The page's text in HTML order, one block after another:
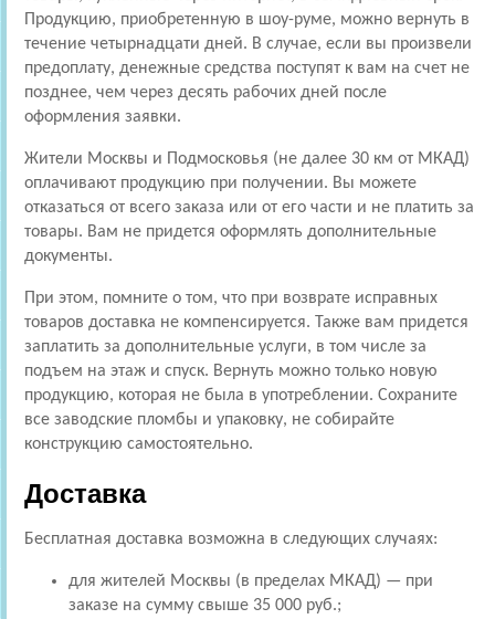
Продукцию, приобретенную в шоу-руме, можно вернуть в
течение четырнадцати дней. В случае, если вы произвели
предоплату, денежные средства поступят к вам на счет не
позднее, чем через десять рабочих дней после
оформления заявки.
Жители Москвы и Подмосковья (не далее 30 км от МКАД)
оплачивают продукцию при получении. Вы можете
отказаться от всего заказа или от его части и не платить за
товары. Вам не придется оформлять дополнительные
документы.
При этом, помните о том, что при возврате исправных
товаров доставка не компенсируется. Также вам придется
заплатить за дополнительные услуги, в том числе за
подъем на этаж и спуск. Вернуть можно только новую
продукцию, которая не была в употреблении. Сохраните
все заводские пломбы и упаковку, не собирайте
конструкцию самостоятельно.
Доставка
Бесплатная доставка возможна в следующих случаях:
для жителей Москвы (в пределах МКАД) — при
заказе на сумму свыше 35 000 руб.;